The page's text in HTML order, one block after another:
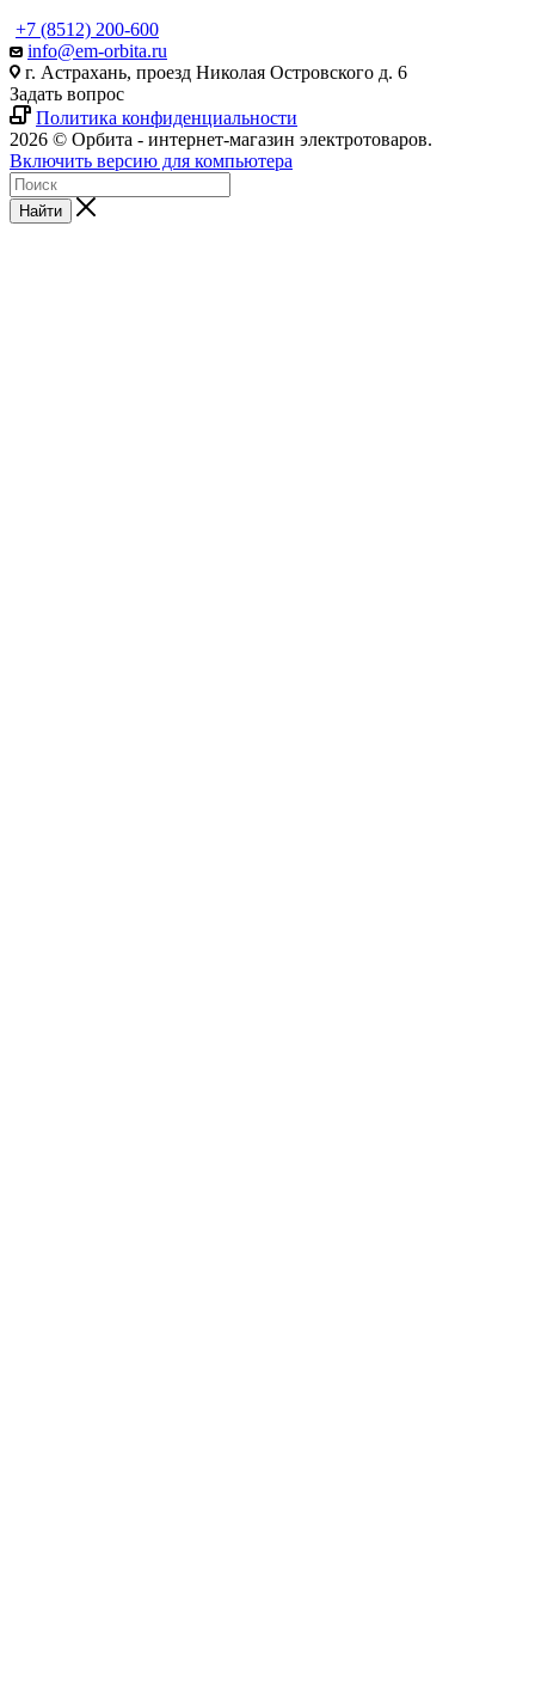
+7 (8512) 200-600
info@em-orbita.ru
г. Астрахань, проезд Николая Островского д. 6
Задать вопрос
Политика конфиденциальности
2026 © Орбита - интернет-магазин электротоваров.
Включить версию для компьютера
Найти